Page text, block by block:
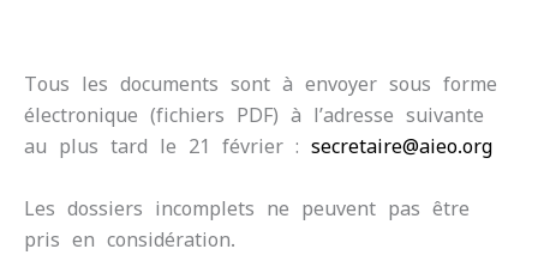
Tous les documents sont à envoyer sous forme
électronique (fichiers PDF) à l’adresse suivante
au plus tard le 21 février : secretaire@aieo.org
Les dossiers incomplets ne peuvent pas être
pris en considération.